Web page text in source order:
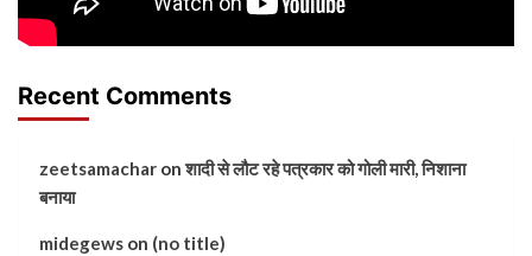
Recent Comments
zeetsamachar onशादी से लौट रहे पत्रकार को गोली मारी, निशाना
बनाया
midegews on (no title)